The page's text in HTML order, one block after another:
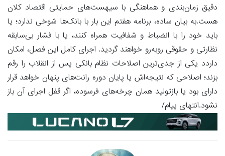
دقیق زمان‌بندی و هماهنگی با سیهست‌های حمایتی اقتصاد کلان
هست.به بیان ساده، برنامه هفتم این بار با بانک‌ها شوخی ندارد؛ یا
باید خود را با انضباط و شفافیت همراه کنند، یا با فشار بی‌سابقه
نظارتی و حقوقی روبه‌رو خواهند گردید. اجرای کامل این فصل، امکان
داردد یکی از جدی‌ترین اصلاحات نظام بانکی پس از انقلاب را رقم
بزند؛ اصلاحی که نتیجه‌اش یا پایان دوره رانت‌های پنهان خواهد قرار
دارای بود یا بازتولید همان چرخه‌های فرسوده، اگر قفل اجرای آن باز
نشود.انتهای پیام/